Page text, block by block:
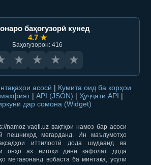
баҳогузорӣ кунед
4.7 ★
Баҳогузорон: 416
★ ★ ★ ★
асосӣ | Кумита оид ба корҳои
| API (JSON) | Ҳуҷҷати API |
дар сомона (Widget)
namoz-vaqti.uz вақтҳои намоз бар асоси
пешниҳод мегарданд. Ин маълумотҳо
иттилоотӣ дода шудаанд ва
онҳо аз нигоҳи динӣ кафолат дода
метавонанд вобаста ба минтақа, усули